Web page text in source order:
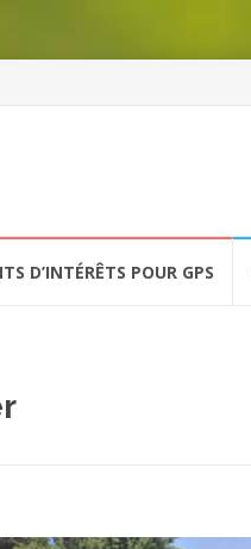
D’INTÉRÊTS POUR GPS